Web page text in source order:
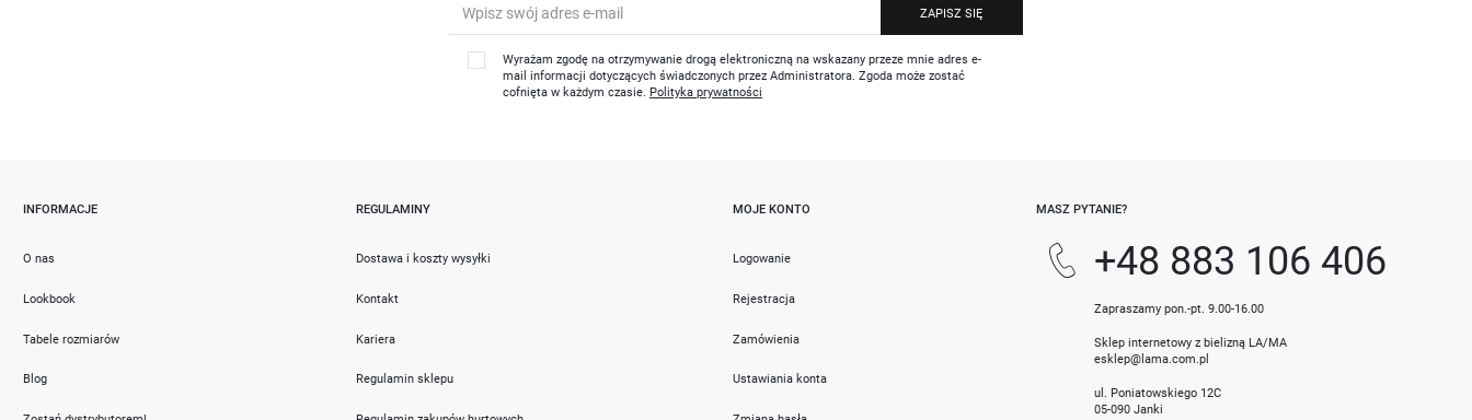
ZAPISZ SIĘ
Wyrażam zgodę na otrzymywanie drogą elektroniczną na wskazany przeze mnie adres e-
mail informacji dotyczących świadczonych przez Administratora. Zgoda może zostać
cofnięta w każdym czasie. Polityka prywatności
INFORMACJE
O nas
Lookbook
Tabele rozmiarów
Blog
REGULAMINY
Dostawa i koszty wysyłki
Kontakt
Kariera
Regulamin sklepu
MOJE KONTO
Logowanie
Rejestracja
Zamówienia
Ustawiania konta
MASZ PYTANIE?
+48 883 106 406
Zapraszamy pon.-pt. 9.00-16.00
Sklep internetowy z bielizną LA/MA
esklep@lama.com.pl
ul. Poniatowskiego 12C
05-090 Janki